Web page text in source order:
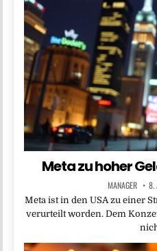
Meta zu hoher
MANAGER 8.
Meta ist in den USA zu einer
verurteilt worden. Dem